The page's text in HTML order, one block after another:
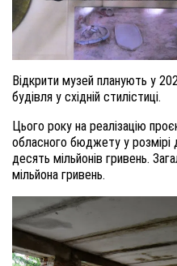
Відкрити музей планують у
будівля у східній стилістиці.
Цього року на реалізацію
обласного бюджету у розмірі
десять мільйонів гривень.
мільйона гривень.